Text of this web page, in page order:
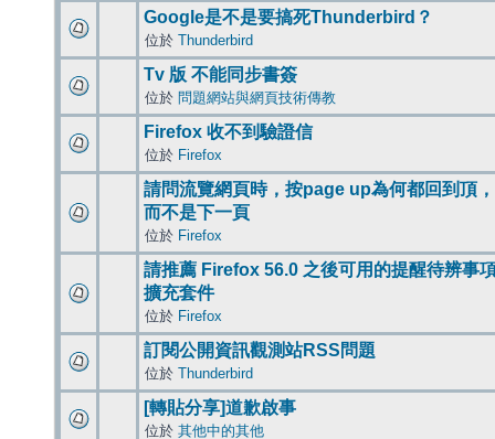
Google是不是要搞死Thunderbird？
位於 Thunderbird
Tv 版 不能同步書簽
位於 問題網站與網頁技術傳教
Firefox 收不到驗證信
位於 Firefox
請問流覽網頁時，按page up為何都回到頂，
而不是下一頁
位於 Firefox
請推薦 Firefox 56.0 之後可用的提醒待辨事
擴充套件
位於 Firefox
訂閱公開資訊觀測站RSS問題
位於 Thunderbird
[轉貼分享]道歉啟事
位於 其他中的其他